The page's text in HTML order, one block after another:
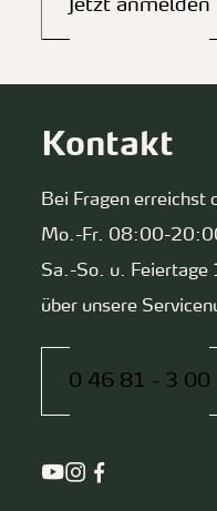
Jetzt anmelden
Kontakt
Bei Fragen erreichst
Mo.-Fr. 08:00-
Sa.-So. u.
über unsere
0 46 81 - 3 00